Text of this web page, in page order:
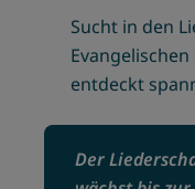
Sucht in den
entdeckt
Der